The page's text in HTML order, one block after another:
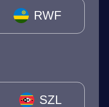
RWF
SZL